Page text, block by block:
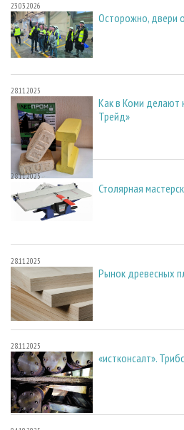
23.03.2026
Осторожно, двери
28.11.2025
Как в Коми делают
Трейд»
28.11.2025
Столярная
28.11.2025
Рынок древесных
28.11.2025
«истконсалт».